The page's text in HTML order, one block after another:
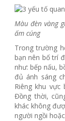
Màu đèn vàng
ấm cúng
Trong trường
bạn nên bố trí
như: bếp nấu,
đủ ánh sáng
Riêng khu
Đồng thời,
khác không
người ngồi